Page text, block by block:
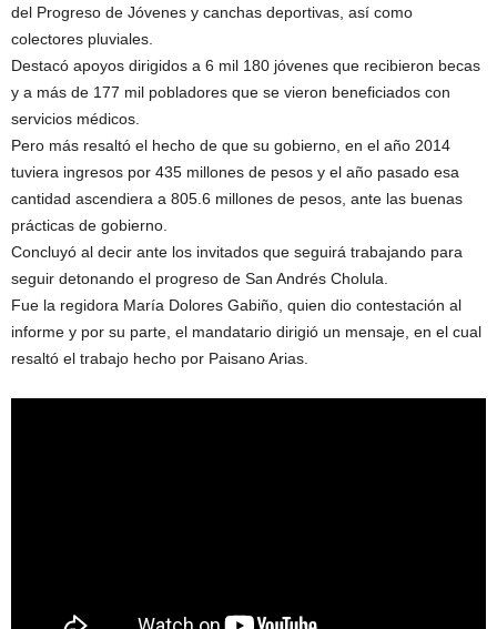
del Progreso de Jóvenes y canchas deportivas, así como
colectores pluviales.
Destacó apoyos dirigidos a 6 mil 180 jóvenes que recibieron becas
y a más de 177 mil pobladores que se vieron beneficiados con
servicios médicos.
Pero más resaltó el hecho de que su gobierno, en el año 2014
tuviera ingresos por 435 millones de pesos y el año pasado esa
cantidad ascendiera a 805.6 millones de pesos, ante las buenas
prácticas de gobierno.
Concluyó al decir ante los invitados que seguirá trabajando para
seguir detonando el progreso de San Andrés Cholula.
Fue la regidora María Dolores Gabiño, quien dio contestación al
informe y por su parte, el mandatario dirigió un mensaje, en el cual
resaltó el trabajo hecho por Paisano Arias.